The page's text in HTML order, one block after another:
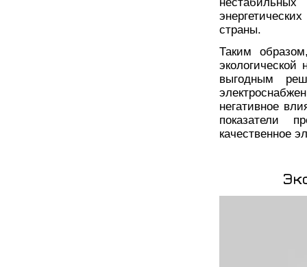
страны.
Таким
выгодным
негативное
показатели
качественное